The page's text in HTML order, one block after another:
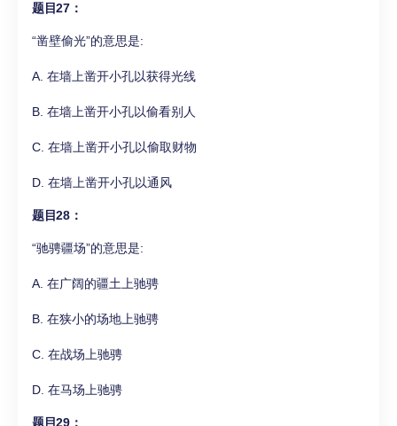
题目27：
“凿壁偷光”的意思是:
A. 在墙上凿开小孔以获得光线
B. 在墙上凿开小孔以偷看别人
C. 在墙上凿开小孔以偷取财物
D. 在墙上凿开小孔以通风
题目28：
“驰骋疆场”的意思是:
A. 在广阔的疆土上驰骋
B. 在狭小的场地上驰骋
C. 在战场上驰骋
D. 在马场上驰骋
题目29：